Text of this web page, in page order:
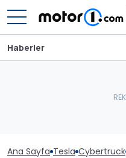
Haberler
Ana Sayfa Tesla Cybertruck